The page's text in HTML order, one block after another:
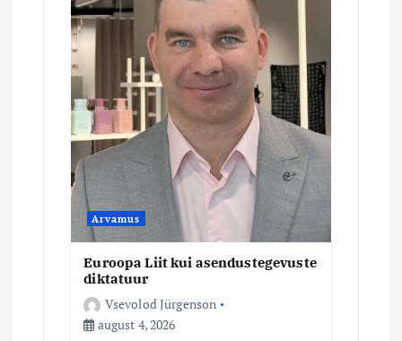
Arvamus
Euroopa Liit kui asendustegevuste
diktatuur
Vsevolod Jürgenson
august 4, 2026